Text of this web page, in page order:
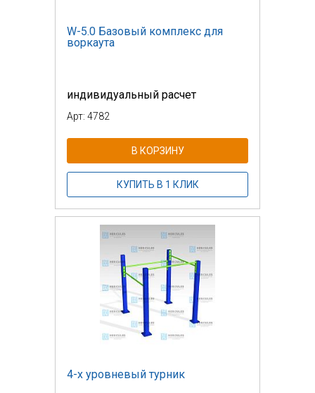
W-5.0 Базовый комплекс для
воркаута
индивидуальный расчет
Арт: 4782
В КОРЗИНУ
КУПИТЬ В 1 КЛИК
4-х уровневый турник